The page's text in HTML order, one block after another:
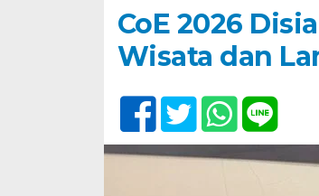
CoE 2026
Wisata dan